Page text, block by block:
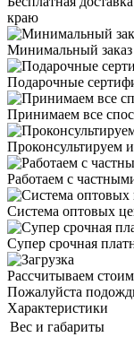
краю
Минимальный заказ
Подарочные
Принимаем все
Проконсультируем
Работаем с
Система оптовых
Супер срочная
Рассчитываем
Пожалуйста
Характеристики
Вес и габариты